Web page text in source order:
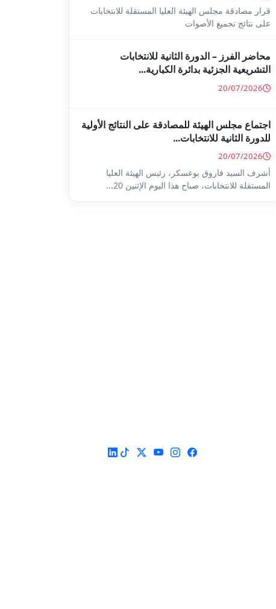
قرار مصادقة مجلس الهيئة العليا المستقلة للانتخابات
على نتائج تجميع الأصوات
محاضر الفرز – الدورة الثانية للانتخابات
التشريعية الجزئية بدائرة الكبارية...
20/07/2026
اجتماع مجلس الهيئة للمصادقة على النتائج الأولية
للدورة الثانية للانتخابات...
20/07/2026
أشرف السيد فاروق بوعسكر، رئيس الهيئة العليا
المستقلة للانتخابات، صباح هذا اليوم الإثنين 20...